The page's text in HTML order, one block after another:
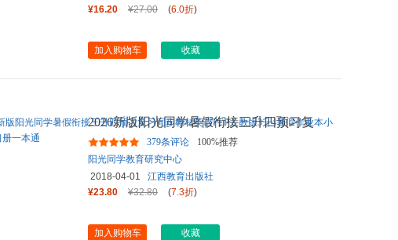
¥16.20
¥27.00 (6.0折)
加入购物车 收藏
2026新版阳光同学暑假衔接三升四预习复
习同步教材英语PEP人教版3
379条评论
100%推荐
阳光同学教育研究中心
2018-04-01
江西教育出版社
¥23.80
¥32.80 (7.3折)
加入购物车 收藏